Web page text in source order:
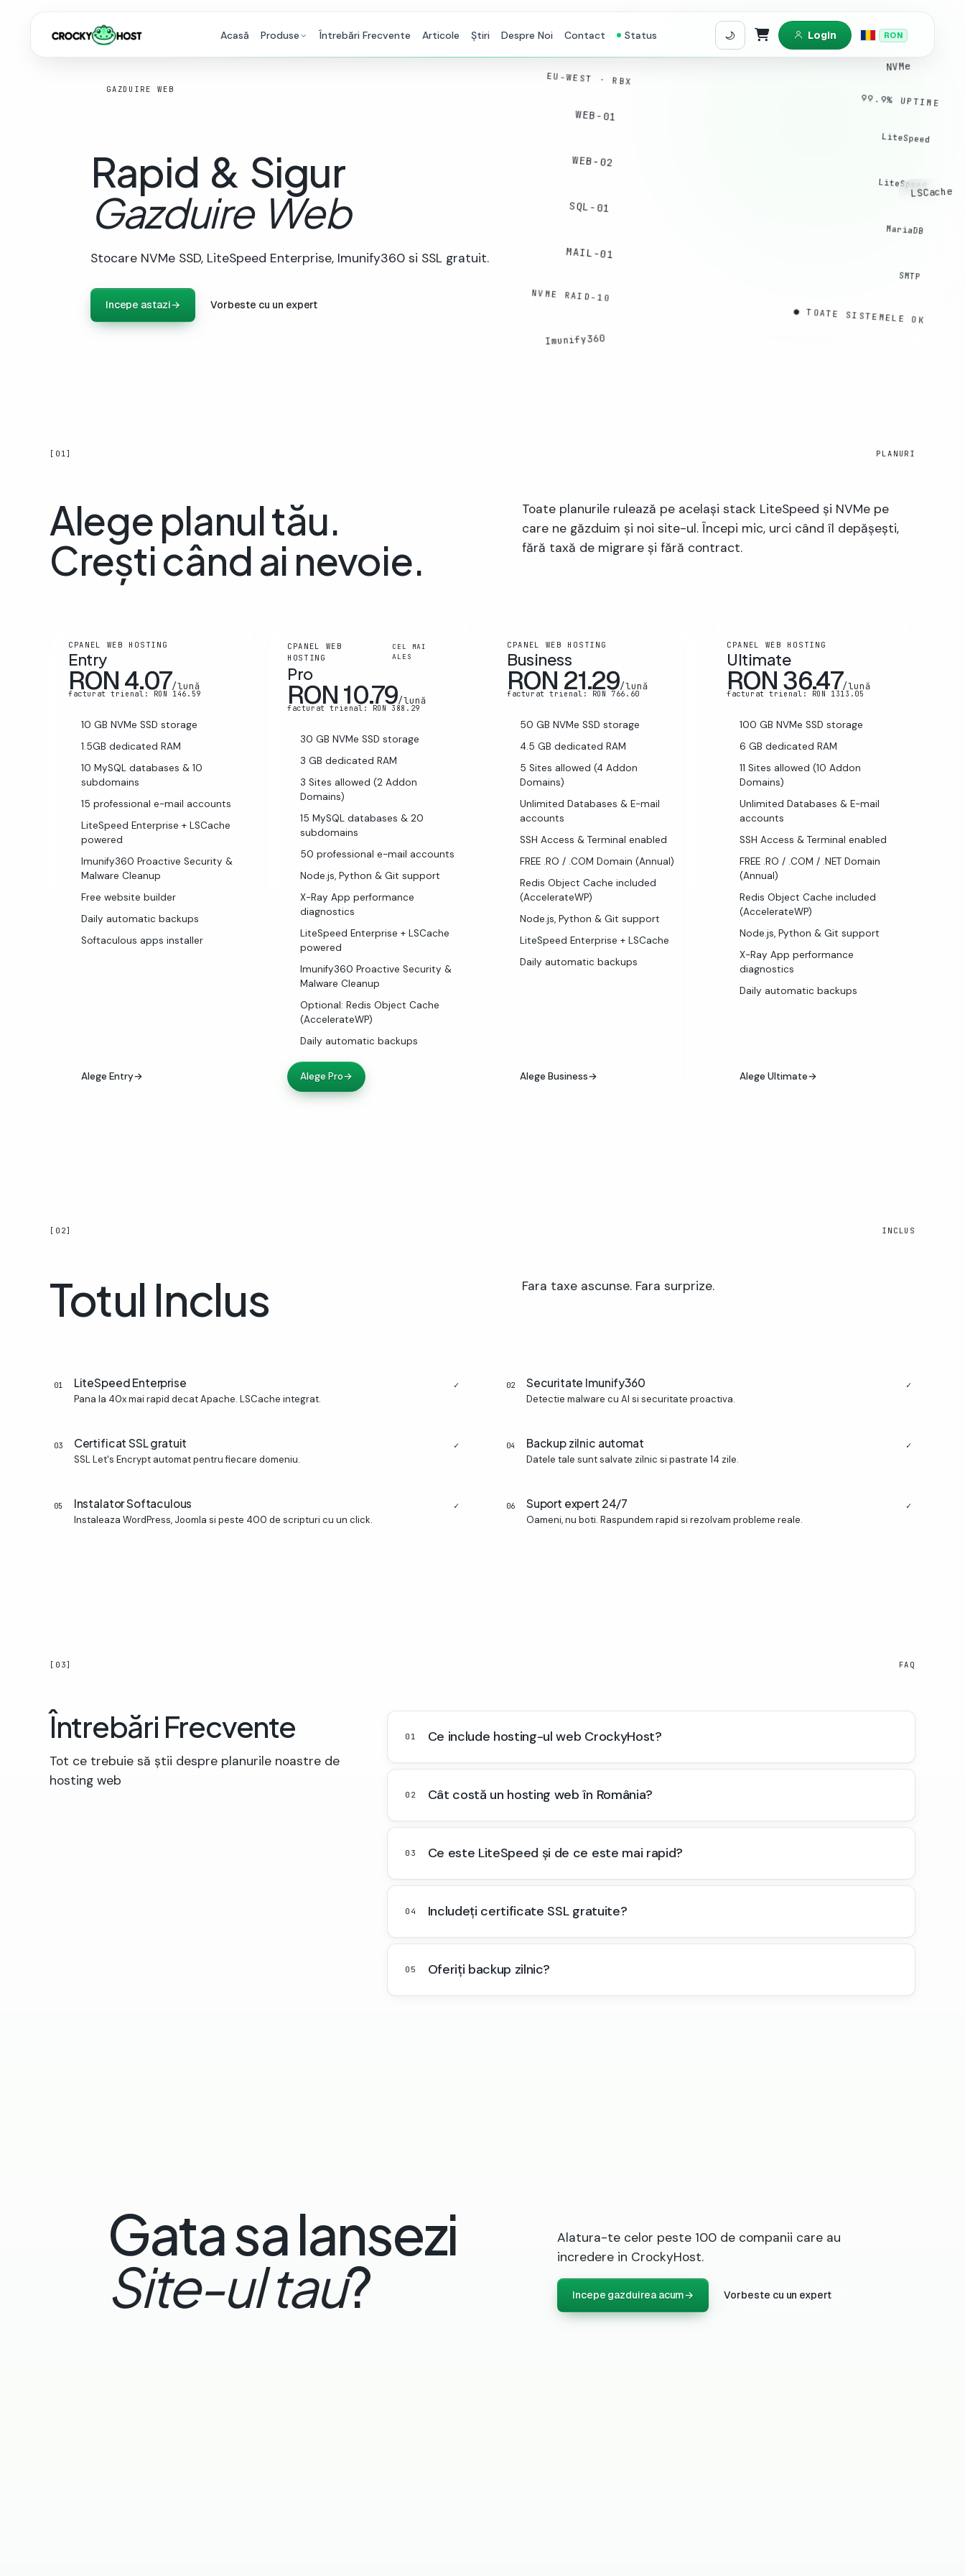
Acasă Produse Întrebări Frecvente Articole Știri Despre Noi Contact Status Coș de cumpărături
Login RON
GAZDUIRE WEB
Rapid & Sigur
Gazduire Web
Stocare NVMe SSD, LiteSpeed Enterprise, Imunify360 si SSL gratuit.
Incepe astazi→ Vorbeste cu un expert
EU-WEST · RBX
99.9% UPTIME
WEB-01
LiteSpeed
WEB-02
LiteSpeed
SQL-01
MariaDB
MAIL-01
SMTP
NVME RAID-10
● TOATE SISTEMELE OK
NVMe
Imunify360
LSCache
[01] PLANURI
Alege planul tău.
Crești când ai nevoie.
Toate planurile rulează pe același stack LiteSpeed și NVMe pe
care ne găzduim și noi site-ul. Începi mic, urci când îl depășești,
fără taxă de migrare și fără contract.
CPANEL WEB HOSTING
Entry
RON 4.07/lună
facturat trienal: RON 146.59
10 GB NVMe SSD storage
1.5GB dedicated RAM
10 MySQL databases & 10
subdomains
15 professional e-mail accounts
LiteSpeed Enterprise + LSCache
powered
Imunify360 Proactive Security &
Malware Cleanup
Free website builder
Daily automatic backups
Softaculous apps installer
Alege Entry→
CPANEL WEB
HOSTING
CEL MAI
ALES
Pro
RON 10.79/lună
facturat trienal: RON 388.29
30 GB NVMe SSD storage
3 GB dedicated RAM
3 Sites allowed (2 Addon
Domains)
15 MySQL databases & 20
subdomains
50 professional e-mail accounts
Node.js, Python & Git support
X-Ray App performance
diagnostics
LiteSpeed Enterprise + LSCache
powered
Imunify360 Proactive Security &
Malware Cleanup
Optional: Redis Object Cache
(AccelerateWP)
Daily automatic backups
Alege Pro→
CPANEL WEB HOSTING
Business
RON 21.29/lună
facturat trienal: RON 766.60
50 GB NVMe SSD storage
4.5 GB dedicated RAM
5 Sites allowed (4 Addon
Domains)
Unlimited Databases & E-mail
accounts
SSH Access & Terminal enabled
FREE .RO / .COM Domain (Annual)
Redis Object Cache included
(AccelerateWP)
Node.js, Python & Git support
LiteSpeed Enterprise + LSCache
Daily automatic backups
Alege Business→
CPANEL WEB HOSTING
Ultimate
RON 36.47/lună
facturat trienal: RON 1313.05
100 GB NVMe SSD storage
6 GB dedicated RAM
11 Sites allowed (10 Addon
Domains)
Unlimited Databases & E-mail
accounts
SSH Access & Terminal enabled
FREE .RO / .COM / .NET Domain
(Annual)
Redis Object Cache included
(AccelerateWP)
Node.js, Python & Git support
X-Ray App performance
diagnostics
Daily automatic backups
Alege Ultimate→
[02] INCLUS
Totul Inclus Fara taxe ascunse. Fara surprize.
01 LiteSpeed Enterprise
Pana la 40x mai rapid decat Apache. LSCache integrat.
✓ 02 Securitate Imunify360
Detectie malware cu AI si securitate proactiva.
✓
03 Certificat SSL gratuit
SSL Let's Encrypt automat pentru fiecare domeniu.
✓ 04 Backup zilnic automat
Datele tale sunt salvate zilnic si pastrate 14 zile.
✓
05 Instalator Softaculous
Instaleaza WordPress, Joomla si peste 400 de scripturi cu un click.
✓ 06 Suport expert 24/7
Oameni, nu boti. Raspundem rapid si rezolvam probleme reale.
✓
[03] FAQ
Întrebări Frecvente
Tot ce trebuie să știi despre planurile noastre de
hosting web
01 Ce include hosting-ul web CrockyHost?
02 Cât costă un hosting web în România?
03 Ce este LiteSpeed și de ce este mai rapid?
04 Includeți certificate SSL gratuite?
05 Oferiți backup zilnic?
Gata sa lansezi
Site-ul tau?
Alatura-te celor peste 100 de companii care au
incredere in CrockyHost.
Incepe gazduirea acum→ Vorbeste cu un expert